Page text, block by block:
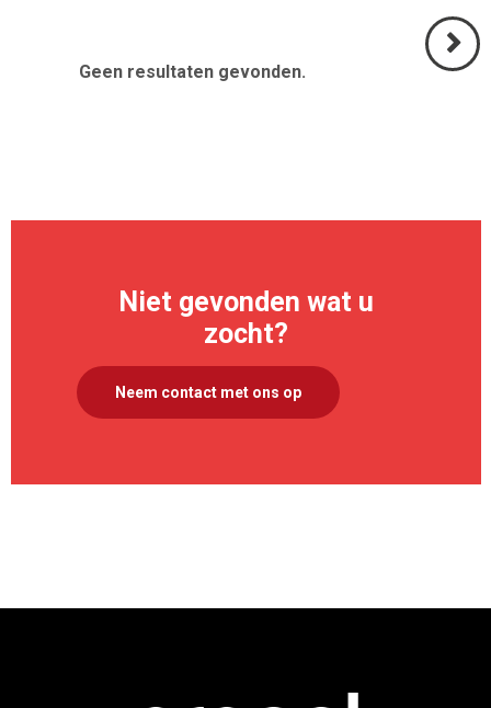
Geen resultaten gevonden.
Niet gevonden wat u
zocht?
Neem contact met ons op